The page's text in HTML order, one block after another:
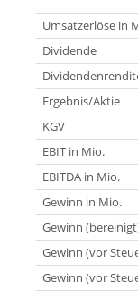
Umsatzerlöse in
Dividende
Ergebnis/Aktie
KGV
EBIT in Mio.
EBITDA in Mio.
Gewinn in Mio.
Gewinn
Gewinn (vor
Gewinn (vor